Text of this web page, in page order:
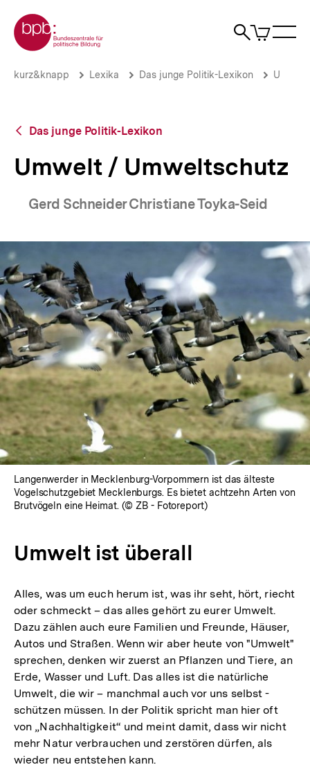
zum
Seiteninhalt
springen
Zur Startseite der bpb
Suche
Artikel
im
Umwelt
bpb.de
Brotkrümelnavigation
Pfadnavigation
kurz&knapp Lexika Das junge Politik-Lexikon U
Zurück
Übersicht
Das junge Politik-Lexikon
Umwelt / Umweltschutz
Gerd Schneider Christiane Toyka-Seid
Langenwerder in Mecklenburg-Vorpommern ist das älteste
Vogelschutzgebiet Mecklenburgs. Es bietet achtzehn Arten von
Brutvögeln eine Heimat. (© ZB - Fotoreport)
Umwelt ist überall
Alles, was um euch herum ist, was ihr seht, hört, riecht
oder schmeckt – das alles gehört zu eurer Umwelt.
Dazu zählen auch eure Familien und Freunde, Häuser,
Autos und Straßen. Wenn wir aber heute von "Umwelt"
sprechen, denken wir zuerst an Pflanzen und Tiere, an
Erde, Wasser und Luft. Das alles ist die natürliche
Umwelt, die wir – manchmal auch vor uns selbst -
schützen müssen. In der Politik spricht man hier oft
von „Nachhaltigkeit“ und meint damit, dass wir nicht
mehr Natur verbrauchen und zerstören dürfen, als
wieder neu entstehen kann.